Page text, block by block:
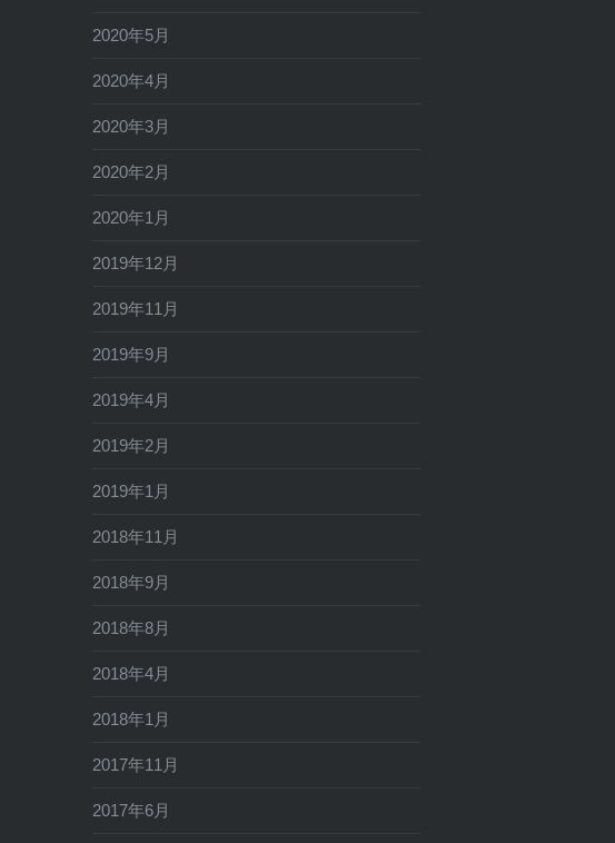
2020年5月
2020年4月
2020年3月
2020年2月
2020年1月
2019年12月
2019年11月
2019年9月
2019年4月
2019年2月
2019年1月
2018年11月
2018年9月
2018年8月
2018年4月
2018年1月
2017年11月
2017年6月